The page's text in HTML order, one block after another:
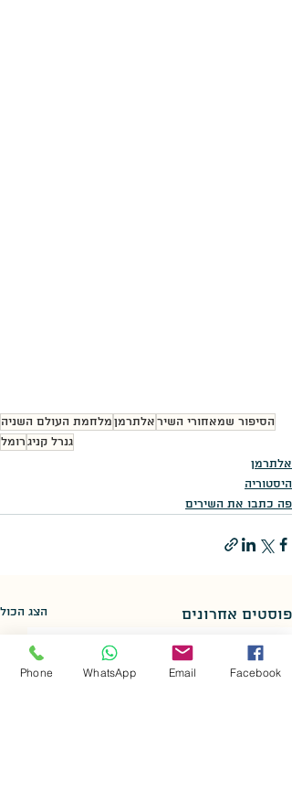
הסיפור שמאחורי השיראלתרמןמלחמת העולם השניה
גנרל קניגרומל
אלתרמן
היסטוריה
פה כתבו את השירים
פוסטים אחרונים הצג הכול
Phone WhatsApp Email Facebook